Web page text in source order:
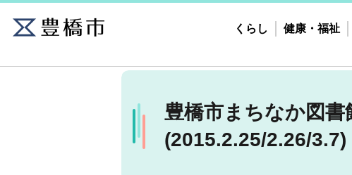
くらし 健康・福祉
豊橋市まちなか図
(2015.2.25/2.26/3.7)